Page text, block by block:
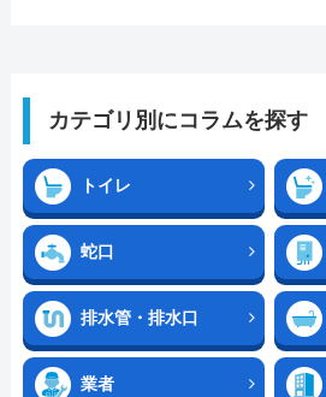
カテゴリ別にコラムを探す
トイレ
蛇口
排水管・排水口
業者